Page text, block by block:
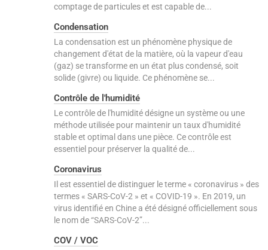
comptage de particules et est capable de...
Condensation
La condensation est un phénomène physique de
changement d'état de la matière, où la vapeur d'eau
(gaz) se transforme en un état plus condensé, soit
solide (givre) ou liquide. Ce phénomène se...
Contrôle de l'humidité
Le contrôle de l'humidité désigne un système ou une
méthode utilisée pour maintenir un taux d'humidité
stable et optimal dans une pièce. Ce contrôle est
essentiel pour préserver la qualité de...
Coronavirus
Il est essentiel de distinguer le terme « coronavirus » des
termes « SARS-CoV-2 » et « COVID-19 ». En 2019, un
virus identifié en Chine a été désigné officiellement sous
le nom de “SARS-CoV-2”...
COV / VOC